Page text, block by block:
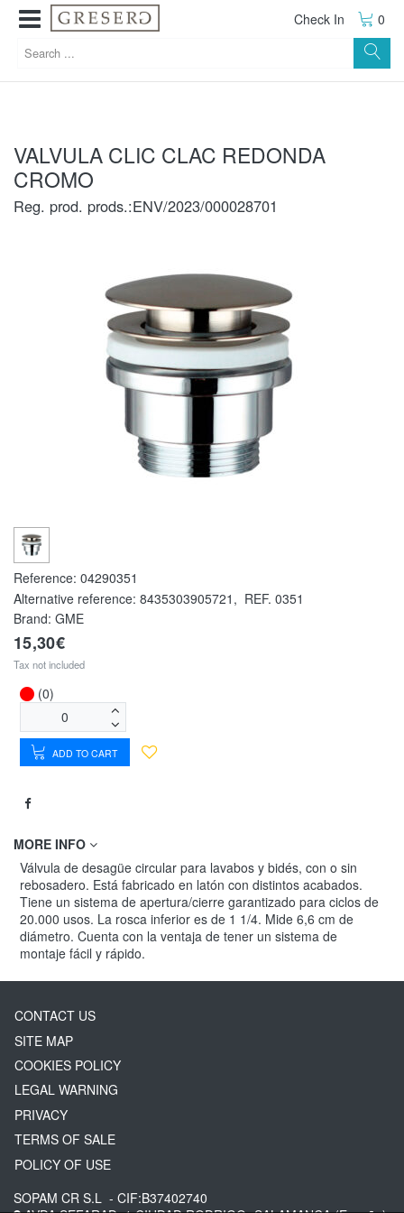
Check In 0
VALVULA CLIC CLAC REDONDA
CROMO
Reg. prod. prods.:ENV/2023/000028701
Reference: 04290351
Alternative reference: 8435303905721 , REF. 0351
Brand: GME
15,30€
Tax not included
(0)
ADD TO CART
MORE INFO
Válvula de desagüe circular para lavabos y bidés, con o sin
rebosadero. Está fabricado en latón con distintos acabados.
Tiene un sistema de apertura/cierre garantizado para ciclos de
20.000 usos. La rosca inferior es de 1 1/4. Mide 6,6 cm de
diámetro. Cuenta con la ventaja de tener un sistema de
montaje fácil y rápido.
CONTACT US
SITE MAP
COOKIES POLICY
LEGAL WARNING
PRIVACY
TERMS OF SALE
POLICY OF USE
SOPAM CR S.L - CIF:B37402740